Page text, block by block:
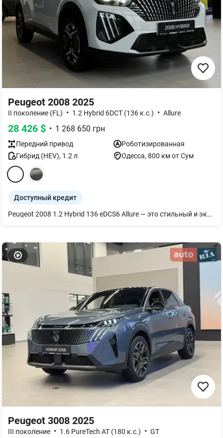
Peugeot 2008 2025
II поколение (FL) • 1.2 Hybrid 6DCT (136 к.с.) • Allure
28 426 $ • 1 268 650 грн
Передний привод
Роботизированная
Гибрид (HEV), 1.2л Одесса, 800 км от Сум
Доступный кредит
Peugeot 2008 1.2 Hybrid 136 eDCS6 Allure — это стильный и экономичный кроссовер, который сочетает современные технологии, экологичность и высокий уровень комфорта. Модель оснащена гибридной силовой установкой, которая позволяет снизить расход топлива и выбросы CO2, предоставляя водителю возможность наслаждаться плавным и динамичным управлением. Двигатель мощностью 136 л.с. в сочетании с 6-ступенчатой автоматической коробкой передач DCS6 обеспечивает отличную динамику, эффективность и комфорт во время движения как в городе, так и на трассе. Система адаптивного рулевого управления и передние технологии помогают достичь лучшего соотношения между экономичностью и мощностью. Интерьер Peugeot 2008 Allure выполнен из высококачественных материалов, которые создают атмосферу роскоши и удобства. Просторный салон и передние мультимедийные системы, такие как 10-дюймовый сенсорный экран с поддержкой Apple CarPlay и Android Auto, гарантируют комфорт на каждом этапе путешествия. Кроме того, система климат-контроля поддерживает оптимальную температуру в салоне при любой погоде. Peugeot 2008 также оснащен многочисленными системами помощи водителю, в частности системой контроля слепых зон, камерой заднего вида, адаптивным круиз-контролем и системой парковки, которые повышают безопасность и комфорт во время движения. Peugeot 2008 1.2 Hybrid 136 eDCS6 Allure — идеальный выбор для тех, кто ищет стильный, экономичный и технологичный автомобиль с минимальным влиянием на окружающую среду. Загляните в наш автосалон: Автосалон Пежо Одесса, Inglezi 15В (048) 708-23-79
Peugeot 3008 2025
III поколение • 1.6 PureTech AT (180 к.с.) • GT